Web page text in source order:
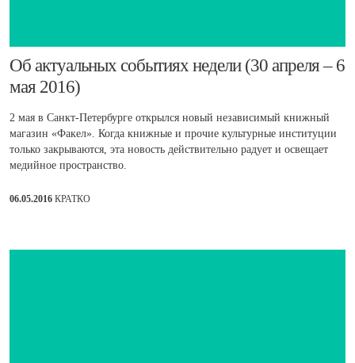
​Об актуальных событиях недели (30 апреля – 6
мая 2016)
2 мая в Санкт-Петербурге открылся новый независимый книжный
магазин «Факел». Когда книжные и прочие культурные институции
только закрываются, эта новость действительно радует и освещает
медийное пространство.
06.05.2016 КРАТКО